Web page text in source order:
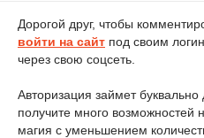
Дорогой друг, чтобы
войти на сайт под своим
через свою соцсеть.
Авторизация займет
получите много возможностей
магия с уменьшением